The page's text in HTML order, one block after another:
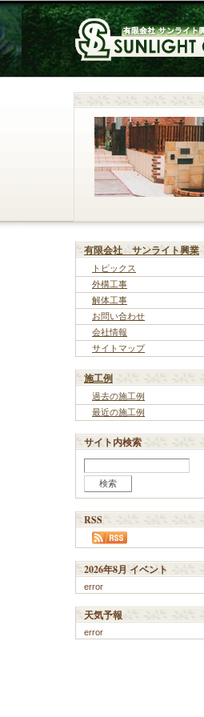
有限会社 サンライト興業
トピックス
外構工事
解体工事
お問い合わせ
会社情報
サイトマップ
施工例
過去の施工例
最近の施工例
サイト内検索
RSS
2026年8月 イベント
error
天気予報
error